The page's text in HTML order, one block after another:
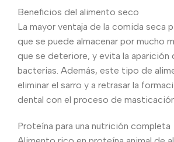
Beneficios del alimento seco
La mayor ventaja de la comida seca
que se puede almacenar por mucho
que se deteriore, y evita la aparición
bacterias. Además, este tipo de
eliminar el sarro y a retrasar la
dental con el proceso de
Proteína para una nutrición completa